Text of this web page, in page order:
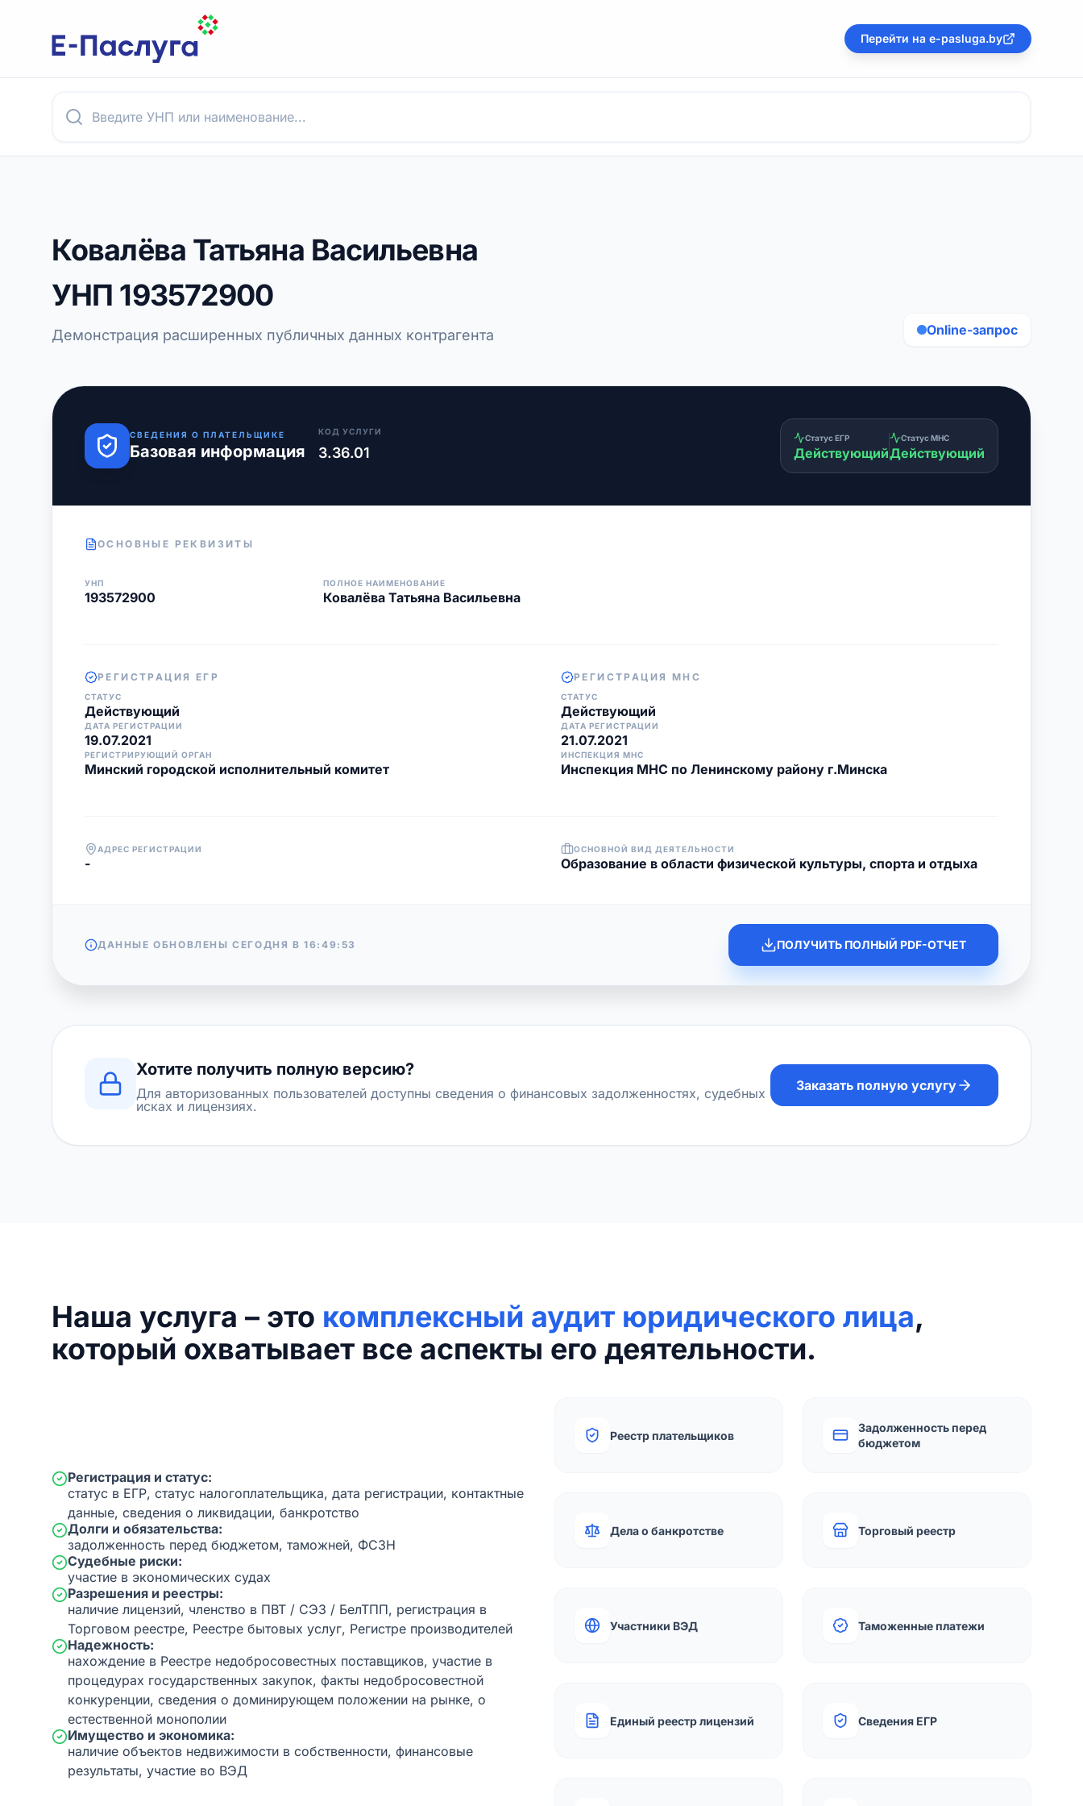
Перейти на e-pasluga.by
Ковалёва Татьяна Васильевна
УНП 193572900
Демонстрация расширенных публичных данных контрагента Online-запрос
СВЕДЕНИЯ О ПЛАТЕЛЬЩИКЕ
Базовая информация
КОД УСЛУГИ
3.36.01
Статус ЕГР
Действующий
Статус МНС
Действующий
ОСНОВНЫЕ РЕКВИЗИТЫ
УНП
193572900
ПОЛНОЕ НАИМЕНОВАНИЕ
Ковалёва Татьяна Васильевна
РЕГИСТРАЦИЯ ЕГР
СТАТУС
Действующий
ДАТА РЕГИСТРАЦИИ
19.07.2021
РЕГИСТРИРУЮЩИЙ ОРГАН
Минский городской исполнительный комитет
РЕГИСТРАЦИЯ МНС
СТАТУС
Действующий
ДАТА РЕГИСТРАЦИИ
21.07.2021
ИНСПЕКЦИЯ МНС
Инспекция МНС по Ленинскому району г.Минска
АДРЕС РЕГИСТРАЦИИ
-
ОСНОВНОЙ ВИД ДЕЯТЕЛЬНОСТИ
Образование в области физической культуры, спорта и отдыха
ДАННЫЕ ОБНОВЛЕНЫ СЕГОДНЯ В16:49:53 ПОЛУЧИТЬ ПОЛНЫЙ PDF-ОТЧЕТ
Хотите получить полную версию?
Для авторизованных пользователей доступны сведения о финансовых задолженностях, судебных
исках и лицензиях.
Заказать полную услугу
Наша услуга – это комплексный аудит юридического лица,
который охватывает все аспекты его деятельности.
Регистрация и статус:
статус в ЕГР, статус налогоплательщика, дата регистрации, контактные
данные, сведения о ликвидации, банкротство
Долги и обязательства:
задолженность перед бюджетом, таможней, ФСЗН
Судебные риски:
участие в экономических судах
Разрешения и реестры:
наличие лицензий, членство в ПВТ / СЭЗ / БелТПП, регистрация в
Торговом реестре, Реестре бытовых услуг, Регистре производителей
Надежность:
нахождение в Реестре недобросовестных поставщиков, участие в
процедурах государственных закупок, факты недобросовестной
конкуренции, сведения о доминирующем положении на рынке, о
естественной монополии
Имущество и экономика:
наличие объектов недвижимости в собственности, финансовые
результаты, участие во ВЭД
Реестр плательщиков
Задолженность перед
бюджетом
Дела о банкротстве Торговый реестр
Участники ВЭД Таможенные платежи
Единый реестр лицензий Сведения ЕГР